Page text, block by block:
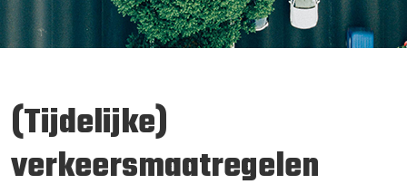
(Tijdelijke)
verkeersmaatregelen